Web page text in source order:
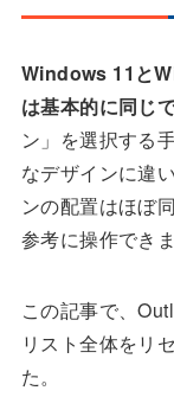
Windows 11と
は基本的に同じで
ン」を選択する
なデザインに違
ンの配置はほぼ
参考に操作できま
この記事で、
リスト全体をリ
た。